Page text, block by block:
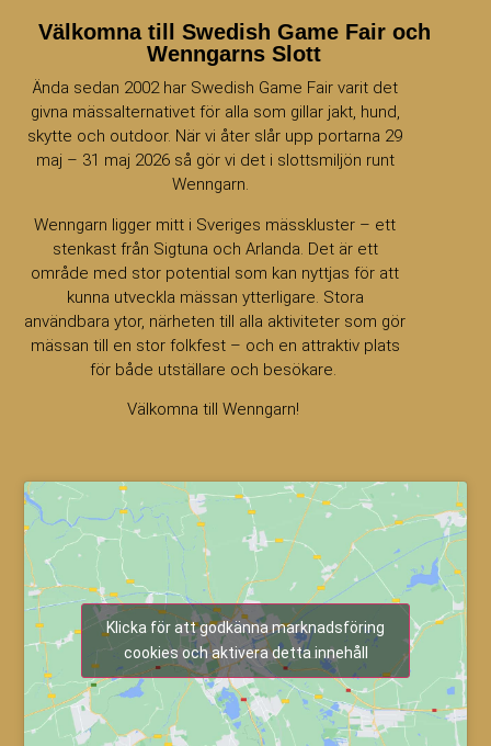
Välkomna till Swedish Game Fair och
Wenngarns Slott
Ända sedan 2002 har Swedish Game Fair varit det
givna mässalternativet för alla som gillar jakt, hund,
skytte och outdoor. När vi åter slår upp portarna 29
maj – 31 maj 2026 så gör vi det i slottsmiljön runt
Wenngarn.
Wenngarn ligger mitt i Sveriges mässkluster – ett
stenkast från Sigtuna och Arlanda. Det är ett
område med stor potential som kan nyttjas för att
kunna utveckla mässan ytterligare. Stora
användbara ytor, närheten till alla aktiviteter som gör
mässan till en stor folkfest – och en attraktiv plats
för både utställare och besökare.
Välkomna till Wenngarn!
Klicka för att godkänna marknadsföring
cookies och aktivera detta innehåll